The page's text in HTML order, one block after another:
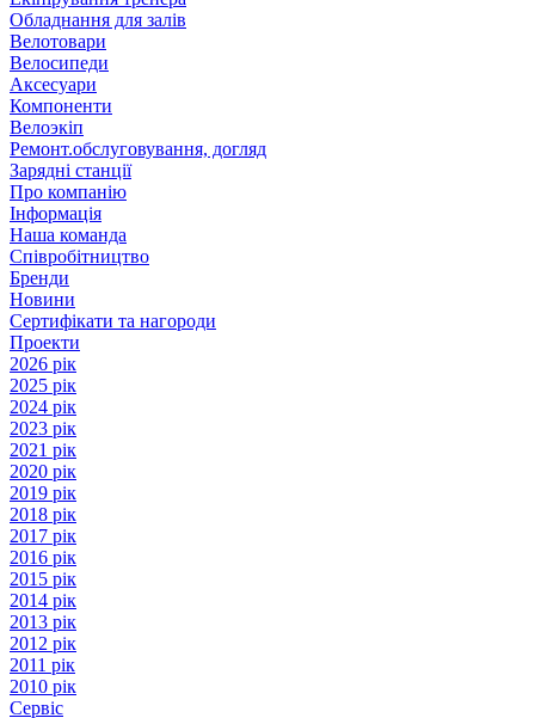
Обладнання для залів
Велотовари
Велосипеди
Аксесуари
Компоненти
Велоэкіп
Ремонт.обслуговування, догляд
Зарядні станції
Про компанію
Інформація
Наша команда
Співробітництво
Бренди
Новини
Сертифікати та нагороди
Проекти
2026 рік
2025 рік
2024 рік
2023 рік
2021 рік
2020 рік
2019 рік
2018 рік
2017 рік
2016 рік
2015 рік
2014 рік
2013 рік
2012 рік
2011 рік
2010 рік
Сервіс